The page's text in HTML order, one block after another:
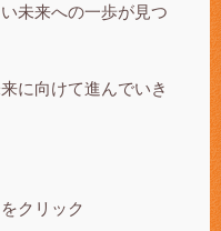
未来への一歩が見つ
に向けて進んでいき
クリック